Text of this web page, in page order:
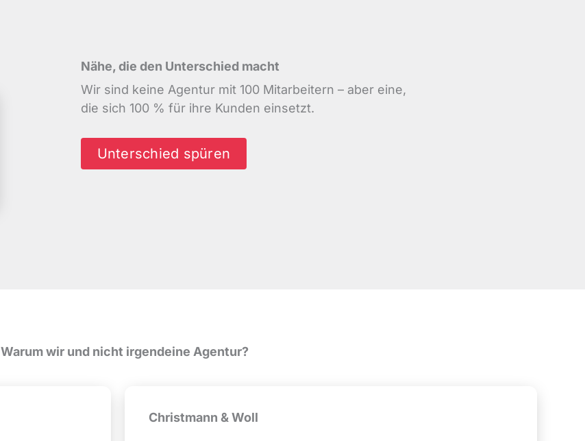
Nähe, die den Unterschied macht
Wir sind keine Agentur mit 100 Mitarbeitern – aber eine,
die sich 100 % für ihre Kunden einsetzt.
Unterschied spüren
Warum wir und nicht irgendeine Agentur?
Christmann & Woll